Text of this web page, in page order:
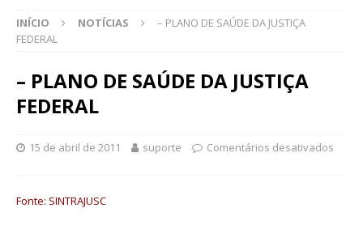
INÍCIO NOTÍCIAS
– PLANO DE SAÚDE DA JUSTIÇA
FEDERAL
– PLANO DE SAÚDE DA JUSTIÇA
FEDERAL
15 de abril de 2011 suporte Comentários desativados
Fonte: SINTRAJUSC